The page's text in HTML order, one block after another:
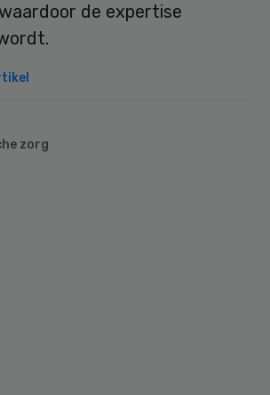
de expertise
zorg